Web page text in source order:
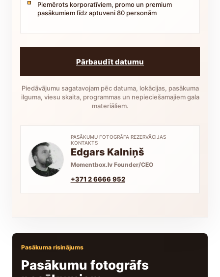
Piemērots korporatīviem, promo un premium
pasākumiem līdz aptuveni 80 personām
Pārbaudīt datumu
Piedāvājumu sagatavojam pēc datuma, lokācijas, pasākuma
ilguma, viesu skaita, programmas un nepieciešamajiem gala
materiāliem.
PASĀKUMU FOTOGRĀFA REZERVĀCIJAS
KONTAKTS
Edgars Kalniņš
Momentbox.lv Founder/CEO
+371 2 6666 952
Pasākuma risinājums
Pasākumu fotogrāfs